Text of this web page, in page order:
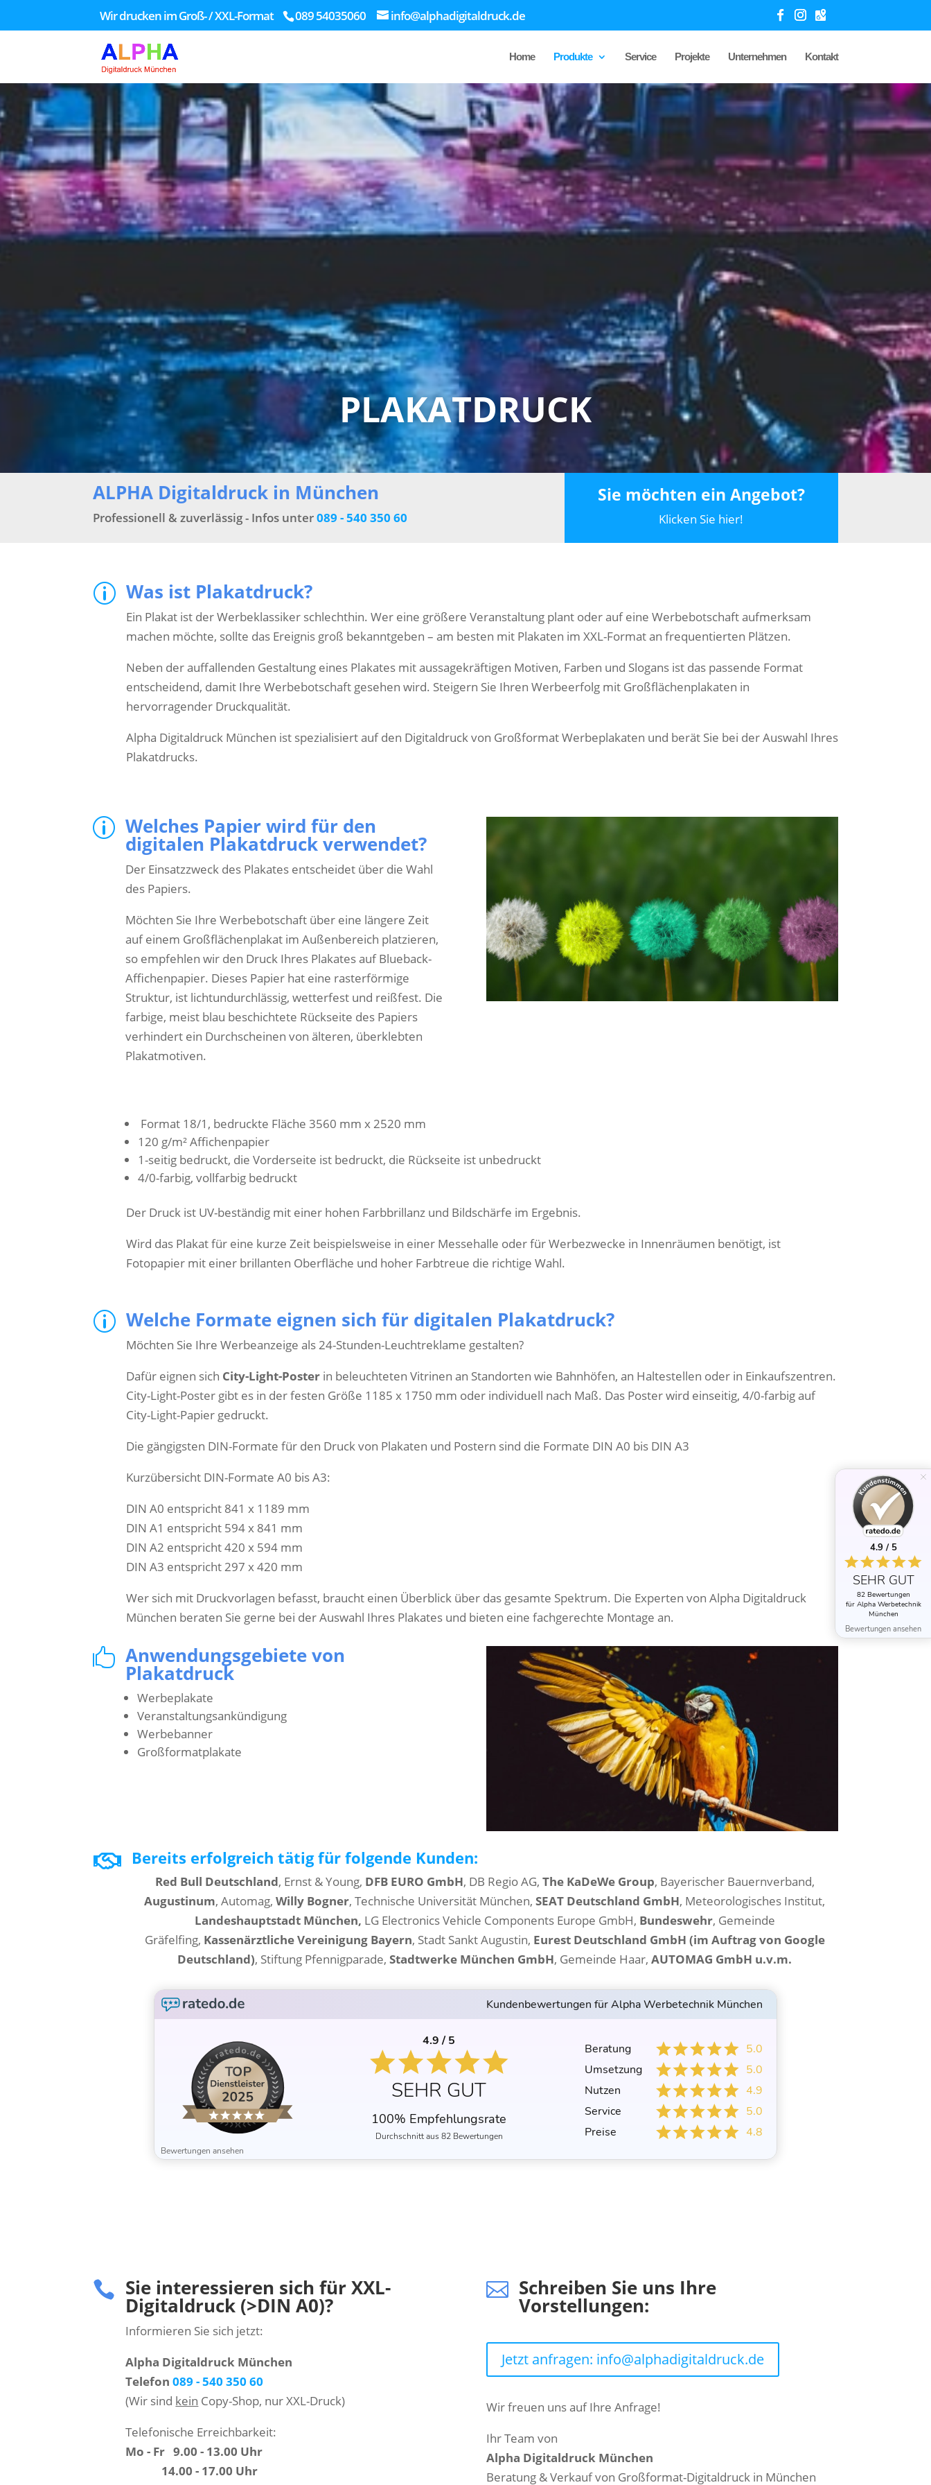
Wir drucken im Groß- / XXL-Format 089 54035060 info@alphadigitaldruck.de
Home Produkte Service Projekte Unternehmen Kontakt
77
/ 100
SEO Punktzahl
PLAKATDRUCK
ALPHA Digitaldruck in München
Professionell & zuverlässig - Infos unter089 - 540 350 60
Sie möchten ein Angebot?
Klicken Sie hier!
p Was ist Plakatdruck?
Ein Plakat ist der Werbeklassiker schlechthin. Wer eine größere Veranstaltung plant oder auf eine Werbebotschaft aufmerksam
machen möchte, sollte das Ereignis groß bekanntgeben – am besten mit Plakaten im XXL-Format an frequentierten Plätzen.
Neben der auffallenden Gestaltung eines Plakates mit aussagekräftigen Motiven, Farben und Slogans ist das passende Format
entscheidend, damit Ihre Werbebotschaft gesehen wird. Steigern Sie Ihren Werbeerfolg mit Großflächenplakaten in
hervorragender Druckqualität.
Alpha Digitaldruck München ist spezialisiert auf den Digitaldruck von Großformat Werbeplakaten und berät Sie bei der Auswahl Ihres
Plakatdrucks.
p Welches Papier wird für den
digitalen Plakatdruck verwendet?
Der Einsatzzweck des Plakates entscheidet über die Wahl
des Papiers.
Möchten Sie Ihre Werbebotschaft über eine längere Zeit
auf einem Großflächenplakat im Außenbereich platzieren,
so empfehlen wir den Druck Ihres Plakates auf Blueback-
Affichenpapier. Dieses Papier hat eine rasterförmige
Struktur, ist lichtundurchlässig, wetterfest und reißfest. Die
farbige, meist blau beschichtete Rückseite des Papiers
verhindert ein Durchscheinen von älteren, überklebten
Plakatmotiven.
Format 18/1, bedruckte Fläche 3560 mm x 2520 mm
120 g/m² Affichenpapier
1-seitig bedruckt, die Vorderseite ist bedruckt, die Rückseite ist unbedruckt
4/0-farbig, vollfarbig bedruckt
Der Druck ist UV-beständig mit einer hohen Farbbrillanz und Bildschärfe im Ergebnis.
Wird das Plakat für eine kurze Zeit beispielsweise in einer Messehalle oder für Werbezwecke in Innenräumen benötigt, ist
Fotopapier mit einer brillanten Oberfläche und hoher Farbtreue die richtige Wahl.
p Welche Formate eignen sich für digitalen Plakatdruck?
Möchten Sie Ihre Werbeanzeige als 24-Stunden-Leuchtreklame gestalten?
Dafür eignen sich City-Light-Posterin beleuchteten Vitrinen an Standorten wie Bahnhöfen, an Haltestellen oder in Einkaufszentren.
City-Light-Poster gibt es in der festen Größe 1185 x 1750 mm oder individuell nach Maß. Das Poster wird einseitig, 4/0-farbig auf
City-Light-Papier gedruckt.
Die gängigsten DIN-Formate für den Druck von Plakaten und Postern sind die Formate DIN A0 bis DIN A3
Kurzübersicht DIN-Formate A0 bis A3:
DIN A0 entspricht 841 x 1189 mm
DIN A1 entspricht 594 x 841 mm
DIN A2 entspricht 420 x 594 mm
DIN A3 entspricht 297 x 420 mm
Wer sich mit Druckvorlagen befasst, braucht einen Überblick über das gesamte Spektrum. Die Experten von Alpha Digitaldruck
München beraten Sie gerne bei der Auswahl Ihres Plakates und bieten eine fachgerechte Montage an.
 Anwendungsgebiete von
Plakatdruck
Werbeplakate
Veranstaltungsankündigung
Werbebanner
Großformatplakate
 Bereits erfolgreich tätig für folgende Kunden:
Red Bull Deutschland, Ernst & Young, DFB EURO GmbH, DB Regio AG, The KaDeWe Group, Bayerischer Bauernverband,
Augustinum, Automag, Willy Bogner, Technische Universität München, SEAT Deutschland GmbH, Meteorologisches Institut,
Landeshauptstadt München, LG Electronics Vehicle Components Europe GmbH, Bundeswehr, Gemeinde
Gräfelfing, Kassenärztliche Vereinigung Bayern, Stadt Sankt Augustin, Eurest Deutschland GmbH (im Auftrag von Google
Deutschland), Stiftung Pfennigparade, Stadtwerke München GmbH, Gemeinde Haar, AUTOMAG GmbH u.v.m.
Kundenbewertungen für Alpha Werbetechnik München
4.9 / 5
SEHR GUT
100% Empfehlungsrate
Durchschnitt aus 82 Bewertungen
Beratung
5.0
Umsetzung
5.0
Nutzen
4.9
Service
5.0
Preise
4.8
Bewertungen ansehen
 Sie interessieren sich für XXL-
Digitaldruck (>DIN A0)?
Informieren Sie sich jetzt:
Alpha Digitaldruck München
Telefon089 - 540 350 60
(Wir sind kein Copy-Shop, nur XXL-Druck)
Telefonische Erreichbarkeit:
Mo - Fr 9.00 - 13.00 Uhr
14.00 - 17.00 Uhr
 Schreiben Sie uns Ihre
Vorstellungen:
Jetzt anfragen: info@alphadigitaldruck.de
Wir freuen uns auf Ihre Anfrage!
Ihr Team von
Alpha Digitaldruck München
Beratung & Verkauf von Großformat-Digitaldruck in München
4.9 / 5
SEHR GUT
82 Bewertungen
für Alpha Werbetechnik
München
Bewertungen ansehen